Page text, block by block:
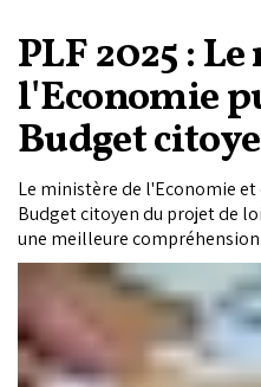
PLF 2025 :
l'Economie
Budget
Le ministère de l'Economie et
Budget citoyen du projet de
une meilleure